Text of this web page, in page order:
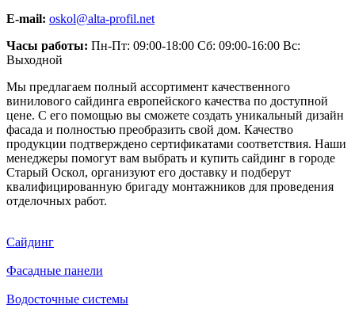
E-mail: oskol@alta-profil.net
Часы работы: Пн-Пт: 09:00-18:00 Сб: 09:00-16:00 Вс:
Выходной
Мы предлагаем полный ассортимент качественного
винилового сайдинга европейского качества по доступной
цене. С его помощью вы сможете создать уникальный дизайн
фасада и полностью преобразить свой дом. Качество
продукции подтверждено сертификатами соответствия. Наши
менеджеры помогут вам выбрать и купить сайдинг в городе
Старый Оскол, организуют его доставку и подберут
квалифицированную бригаду монтажников для проведения
отделочных работ.
Сайдинг
Фасадные панели
Водосточные системы